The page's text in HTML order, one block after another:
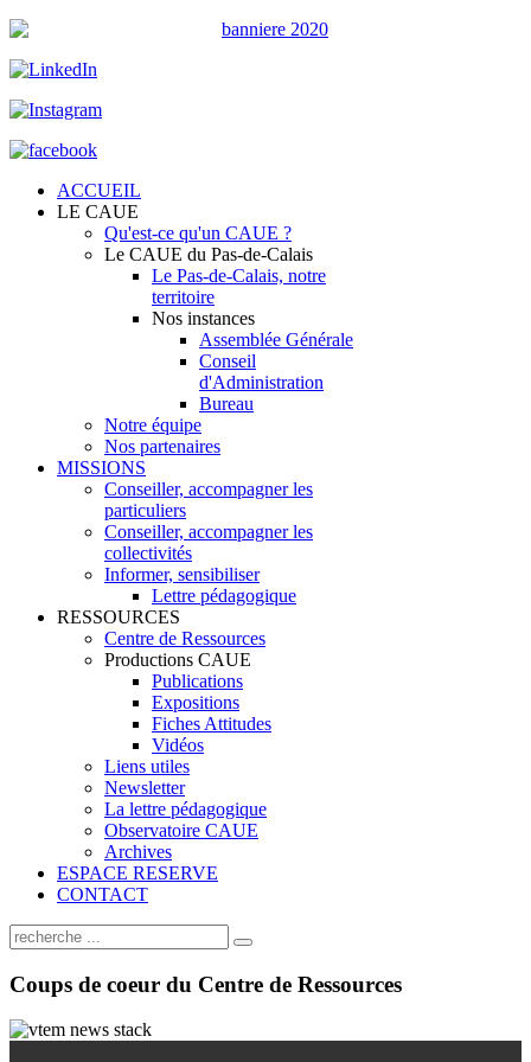
ACCUEIL
LE CAUE
Qu'est-ce qu'un CAUE ?
Le CAUE du Pas-de-Calais
Le Pas-de-Calais, notre
territoire
Nos instances
Assemblée Générale
Conseil
d'Administration
Bureau
Notre équipe
Nos partenaires
MISSIONS
Conseiller, accompagner les
particuliers
Conseiller, accompagner les
collectivités
Informer, sensibiliser
Lettre pédagogique
RESSOURCES
Centre de Ressources
Productions CAUE
Publications
Expositions
Fiches Attitudes
Vidéos
Liens utiles
Newsletter
La lettre pédagogique
Observatoire CAUE
Archives
ESPACE RESERVE
CONTACT
Coups de coeur du Centre de Ressources